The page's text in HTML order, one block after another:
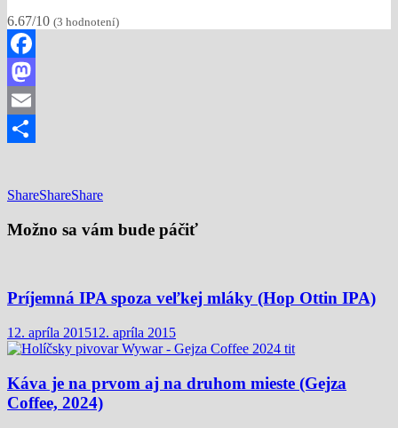
6.67/10 (3 hodnotení)
Facebook
Mastodon
Email
ShareShareShare
Možno sa vám bude páčiť
Príjemná IPA spoza veľkej mláky (Hop Ottin IPA)
12. apríla 201512. apríla 2015
Káva je na prvom aj na druhom mieste (Gejza
Coffee, 2024)